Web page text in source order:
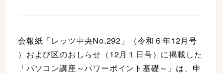
会報紙「レッツ中央No.292」（令和６年12月号
）および区のおしらせ（12月１日号）に掲載した
「パソコン講座～パワーポイント基礎～」は、申